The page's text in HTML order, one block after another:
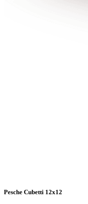
Pesche Cubetti 12x12